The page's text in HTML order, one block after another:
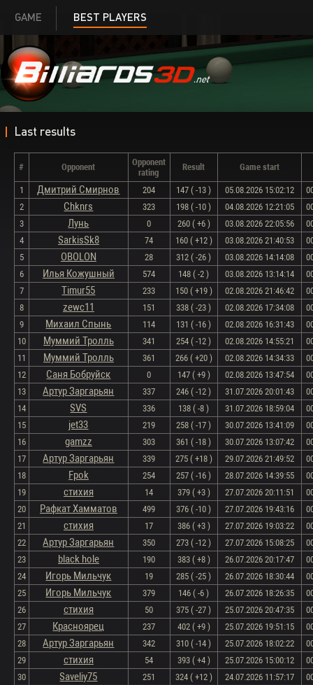
GAME BEST PLAYERS
Last results
# Opponent
Opponent
rating
Result Game start
1 Дмитрий Смирнов 204 147 ( -13 ) 05.08.2026 15:02:12
2
Chknrs 323 198 ( -10 ) 04.08.2026 12:21:05
3
Лунь 0 260 ( +6 ) 03.08.2026 22:05:56
4
SarkisSk8 74 160 ( +12 ) 03.08.2026 21:40:53
5
OBOLON 28 312 ( -26 ) 03.08.2026 14:14:08
6
Илья Кожушный 574 148 ( -2 ) 03.08.2026 13:14:14
7
Timur55 233 150 ( +19 ) 02.08.2026 21:46:42
8
zewc11 151 338 ( -23 ) 02.08.2026 17:34:08
9
Михаил Спынь 114 131 ( -16 ) 02.08.2026 16:31:43
10
Муммий Тролль 341 254 ( -12 ) 02.08.2026 14:55:21
11
Муммий Тролль 361 266 ( +20 ) 02.08.2026 14:34:33
12
Саня Бобруйск 0 147 ( +9 ) 02.08.2026 13:47:54
13
Артур Заргарьян 337 246 ( -12 ) 31.07.2026 20:01:43
14
SVS 336 138 ( -8 ) 31.07.2026 18:59:04
15
jet33 219 258 ( -17 ) 30.07.2026 13:41:09
16
gamzz 303 361 ( -18 ) 30.07.2026 13:07:42
17
Артур Заргарьян 339 275 ( +18 ) 29.07.2026 21:49:52
18
Fpok 254 257 ( -16 ) 28.07.2026 14:39:55
19
стихия 14 379 ( +3 ) 27.07.2026 20:11:51
20
Рафкат Хамматов 499 376 ( -10 ) 27.07.2026 19:43:16
21
стихия 17 386 ( +3 ) 27.07.2026 19:03:22
22
Артур Заргарьян 350 273 ( -12 ) 27.07.2026 15:08:25
23
black hole 190 383 ( +8 ) 26.07.2026 20:17:47
24
Игорь Мильчук 19 285 ( -25 ) 26.07.2026 18:30:44
25
Игорь Мильчук 379 146 ( -6 ) 26.07.2026 18:26:35
26
стихия 50 375 ( -27 ) 25.07.2026 20:47:35
27
Красноярец 237 402 ( +9 ) 25.07.2026 19:51:15
28
Артур Заргарьян 342 310 ( -14 ) 25.07.2026 18:02:22
29
стихия 54 393 ( +4 ) 25.07.2026 15:00:12
30
Saveliy75 251 324 ( +12 ) 24.07.2026 11:57:17